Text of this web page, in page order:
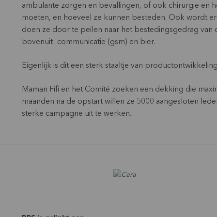
ambulante zorgen en bevallingen, of ook chirurgie en
moeten, en hoeveel ze kunnen besteden. Ook wordt
doen ze door te peilen naar het bestedingsgedrag
bovenuit: communicatie (gsm) en bier.
Eigenlijk is dit een sterk staaltje van
Maman Fifi en het Comité zoeken een dekking die
maanden na de opstart willen ze 5000 aangesloten
sterke campagne uit te werken.